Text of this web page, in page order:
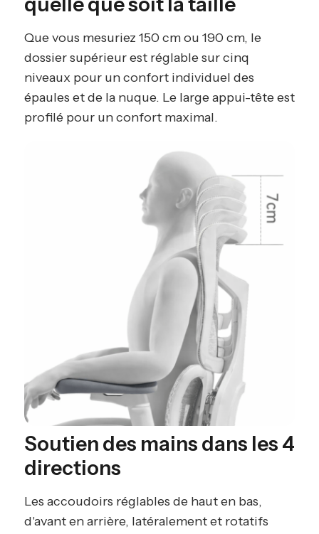
Que vous mesuriez 150 cm ou 190 cm, le
dossier supérieur est réglable sur cinq
niveaux pour un confort individuel des
épaules et de la nuque. Le large appui-tête est
profilé pour un confort maximal.
Soutien des mains dans les 4
directions
Les accoudoirs réglables de haut en bas,
d'avant en arrière, latéralement et rotatifs